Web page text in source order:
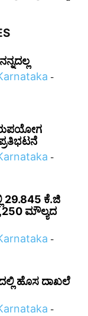
-
-
29.845 ಕೆ.ಜಿ
ಮೌಲ್ಯದ
-
ಹೊಸ ದಾಖಲೆ
-